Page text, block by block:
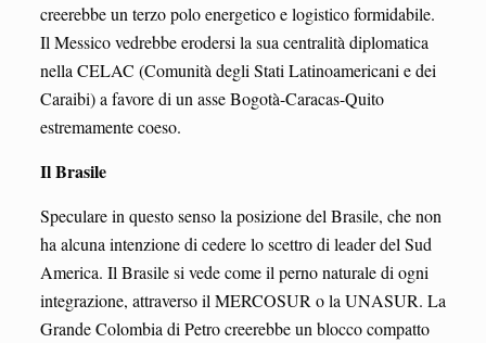
creerebbe un terzo polo energetico e logistico formidabile.
Il Messico vedrebbe erodersi la sua centralità diplomatica
nella CELAC (Comunità degli Stati Latinoamericani e dei
Caraibi) a favore di un asse Bogotà-Caracas-Quito
estremamente coeso.
Il Brasile
Speculare in questo senso la posizione del Brasile, che non
ha alcuna intenzione di cedere lo scettro di leader del Sud
America. Il Brasile si vede come il perno naturale di ogni
integrazione, attraverso il MERCOSUR o la UNASUR. La
Grande Colombia di Petro creerebbe un blocco compatto